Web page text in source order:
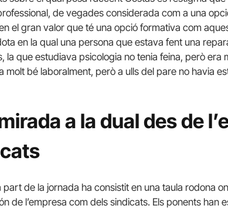
de vegades considerada com a una
el gran valor que té una opció formativa com
en la qual una persona que estava fent una
la que estudiava psicologia no tenia feina, però era
molt bé laboralment, però a ulls del pare no havia
a la dual des de
part de la jornada ha consistit en una taula rodona
de l’empresa com dels sindicats. Els ponents han